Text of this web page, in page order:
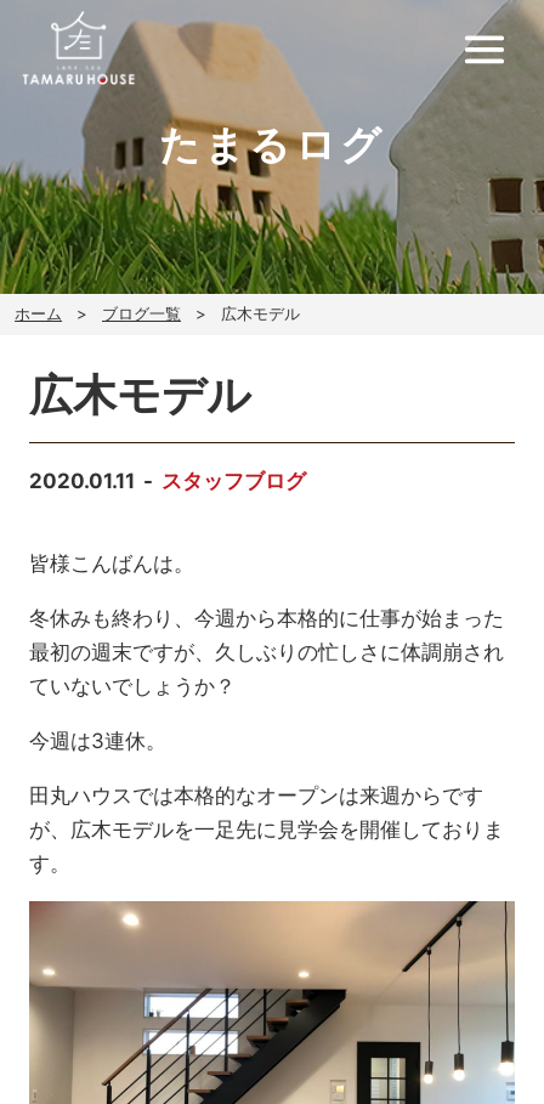
たまるログ
ホーム ブログ一覧 広木モデル
広木モデル
2020.01.11 スタッフブログ
皆様こんばんは。
冬休みも終わり、今週から本格的に仕事が始まった
最初の週末ですが、久しぶりの忙しさに体調崩され
ていないでしょうか？
今週は3連休。
田丸ハウスでは本格的なオープンは来週からです
が、広木モデルを一足先に見学会を開催しておりま
す。